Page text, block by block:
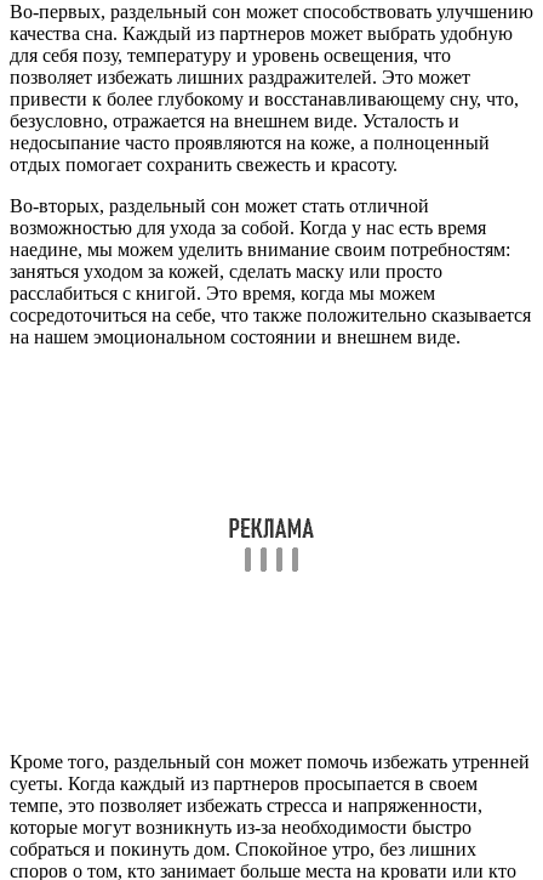
Во-первых, раздельный сон может способствовать улучшению
качества сна. Каждый из партнеров может выбрать удобную
для себя позу, температуру и уровень освещения, что
позволяет избежать лишних раздражителей. Это может
привести к более глубокому и восстанавливающему сну, что,
безусловно, отражается на внешнем виде. Усталость и
недосыпание часто проявляются на коже, а полноценный
отдых помогает сохранить свежесть и красоту.
Во-вторых, раздельный сон может стать отличной
возможностью для ухода за собой. Когда у нас есть время
наедине, мы можем уделить внимание своим потребностям:
заняться уходом за кожей, сделать маску или просто
расслабиться с книгой. Это время, когда мы можем
сосредоточиться на себе, что также положительно сказывается
на нашем эмоциональном состоянии и внешнем виде.
Кроме того, раздельный сон может помочь избежать утренней
суеты. Когда каждый из партнеров просыпается в своем
темпе, это позволяет избежать стресса и напряженности,
которые могут возникнуть из-за необходимости быстро
собраться и покинуть дом. Спокойное утро, без лишних
споров о том, кто занимает больше места на кровати или кто